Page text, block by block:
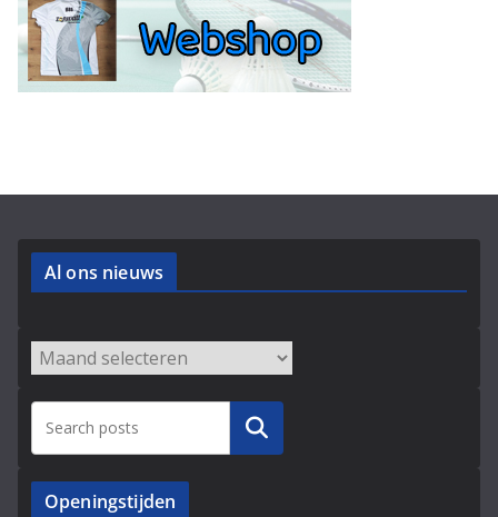
Al ons nieuws
Archieven
Zoeken
Openingstijden